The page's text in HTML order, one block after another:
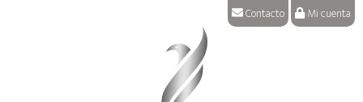
Contacto Mi cuenta